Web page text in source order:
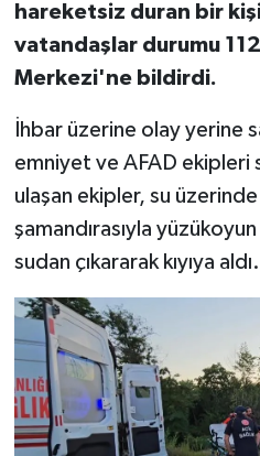
hareketsiz duran bir
vatandaşlar durumu 112
Merkezi'ne bildirdi.
İhbar üzerine olay yerine
emniyet ve AFAD
ulaşan ekipler, su
şamandırasıyla
sudan çıkararak kıyıya aldı.